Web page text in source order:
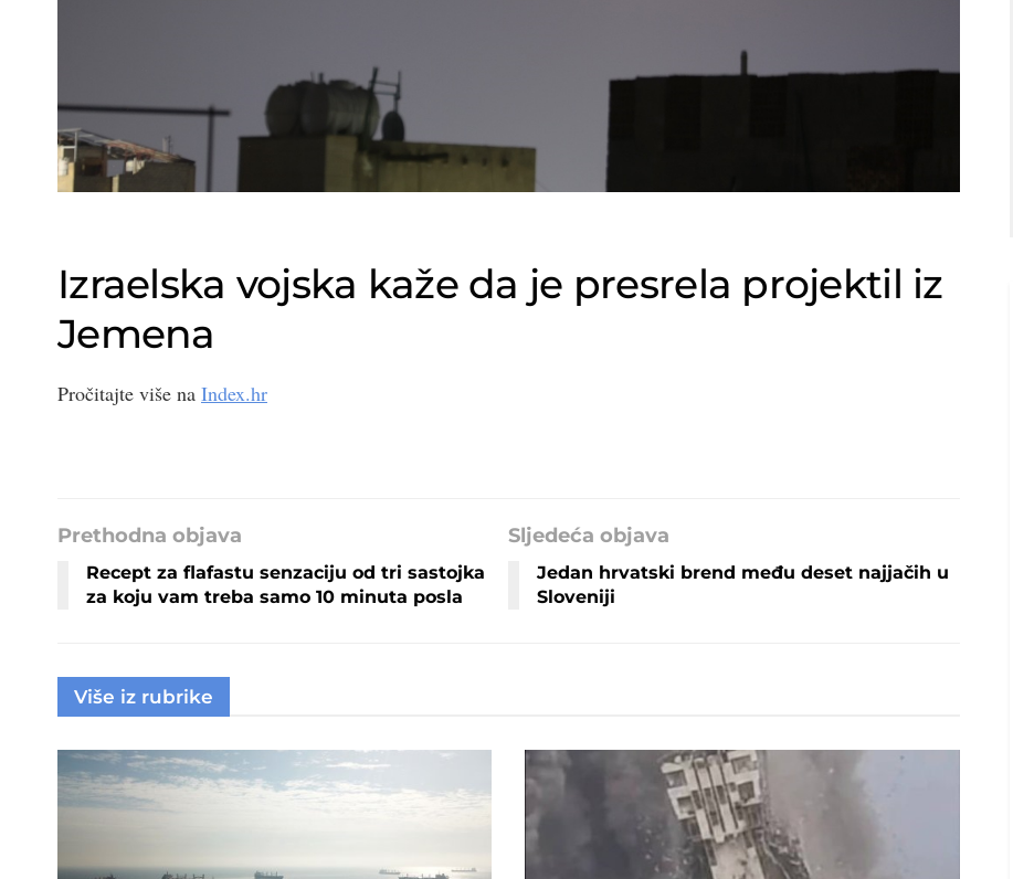
Izraelska vojska kaže da je presrela projektil iz
Jemena
Pročitajte više na Index.hr
Prethodna objava
Recept za flafastu senzaciju od tri sastojka
za koju vam treba samo 10 minuta posla
Sljedeća objava
Jedan hrvatski brend među deset najjačih u
Sloveniji
Više iz rubrike